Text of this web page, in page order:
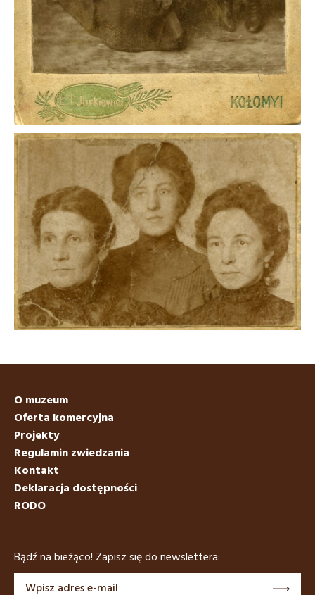
O muzeum
Oferta komercyjna
Projekty
Regulamin zwiedzania
Kontakt
Deklaracja dostępności
RODO
Bądź na bieżąco! Zapisz się do newslettera: